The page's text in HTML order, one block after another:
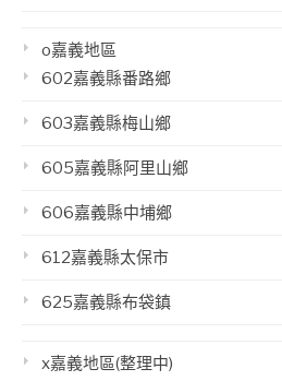
o嘉義地區
602嘉義縣番路鄉
603嘉義縣梅山鄉
605嘉義縣阿里山鄉
606嘉義縣中埔鄉
612嘉義縣太保市
625嘉義縣布袋鎮
x嘉義地區(整理中)